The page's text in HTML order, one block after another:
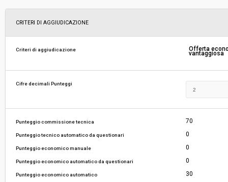
Svolgimento:
Responsabile attuale: UNIONE COMUNI VALDARNO VALDISIEVE -
CRITERI DI AGGIUDICAZIONE
Criteri di aggiudicazione Offerta
vantaggiosa
Cifre decimali Punteggi
Punteggio commissione tecnica 70
Punteggio tecnico automatico da questionari 0
Punteggio economico manuale 0
Punteggio economico automatico da questionari 0
Punteggio economico automatico 30